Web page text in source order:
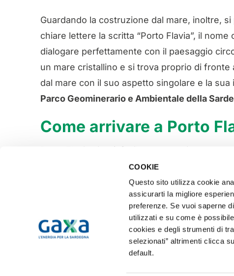
COOKIE
Questo sito utilizza cookie
assicurarti la migliore
preferenze. Se vuoi saperne
utilizzati e su come è
cookies e degli strumenti di
selezionati” altrimenti clicca
default.
Guardando la costruzione dal mare, inoltre,
chiare lettere la scritta “Porto Flavia”, il
dialogare perfettamente con il paesaggio
un mare cristallino e si trova proprio di fronte
dal mare con il suo aspetto singolare e la
Parco Geominerario e Ambientale della
Come arrivare a Porto
Porto Flavia si può facilmente raggiungere
deve prendere la strada provinciale 83
alternativa, giunti a Masua, si può optare
Questo #PostoDelCuore in cui l’ingegneria